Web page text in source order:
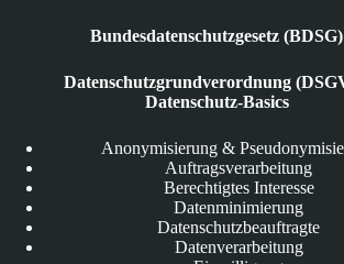
Bundesdatenschutzgesetz (BDSG)
Datenschutzgrundverordnung
Datenschutz-Basics
Anonymisierung &
Auftragsverarbeitung
Berechtigtes Interesse
Datenminimierung
Datenschutzbeauftragte
Datenverarbeitung